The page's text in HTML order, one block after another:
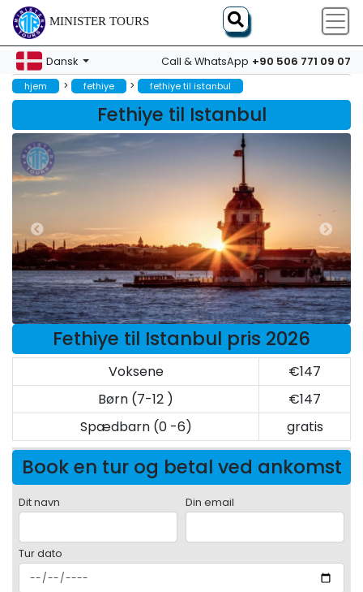
MINISTER TOURS
Dansk Call & WhatsApp +90 506 771 09 07
hjem > fethiye > fethiye til istanbul
Fethiye til Istanbul
Fethiye til Istanbul pris 2026
Voksene
€147
Børn (7-12 )
€147
Spædbarn (0 -6)
gratis
Book en tur og betal ved ankomst
Dit navn Din email
Tur dato